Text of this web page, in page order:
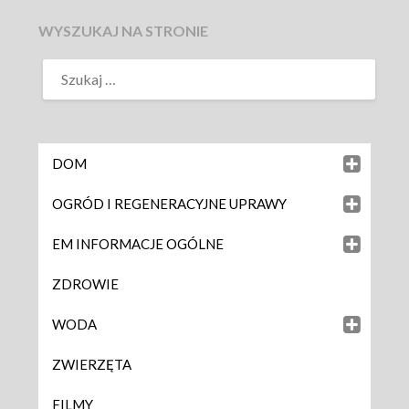
WYSZUKAJ NA STRONIE
DOM
OGRÓD I REGENERACYJNE UPRAWY
EM INFORMACJE OGÓLNE
ZDROWIE
WODA
ZWIERZĘTA
FILMY